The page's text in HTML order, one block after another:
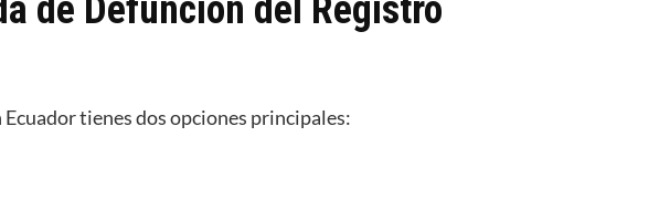
de Defunción del Registro
tienes dos opciones principales: